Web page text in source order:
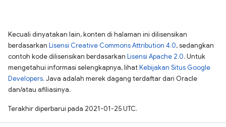
Kecuali dinyatakan lain, konten di halaman ini dilisensikan
berdasarkan Lisensi Creative Commons Attribution 4.0, sedangkan
contoh kode dilisensikan berdasarkan Lisensi Apache 2.0. Untuk
mengetahui informasi selengkapnya, lihatKebijakan Situs Google
Developers. Java adalah merek dagang terdaftar dari Oracle
dan/atau afiliasinya.
Terakhir diperbarui pada 2021-01-25 UTC.